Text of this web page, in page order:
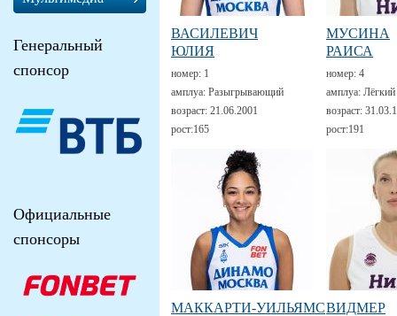
ВАСИЛЕВИЧ
ЮЛИЯ
номер: 1
амплуа: Разыгрывающий
возраст: 21.06.2001
рост:165
МУСИНА
РАИСА
номер: 4
амплуа:
возраст:
рост:191
МАККАРТИ-УИЛЬЯМСВИДМЕР
Генеральный
спонсор
Официальные
спонсоры